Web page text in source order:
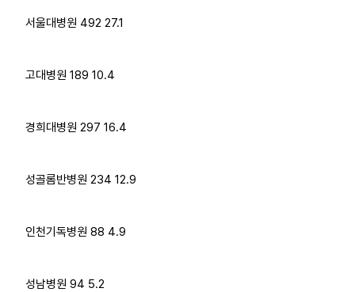
서울대병원 492 27.1
고대병원 189 10.4
경희대병원 297 16.4
성골롬반병원 234 12.9
인천기독병원 88 4.9
성남병원 94 5.2